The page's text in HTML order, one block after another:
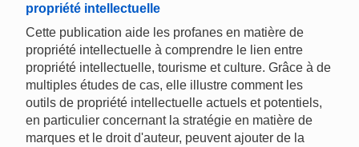
propriété intellectuelle
Cette publication aide les profanes en matière de
propriété intellectuelle à comprendre le lien entre
propriété intellectuelle, tourisme et culture. Grâce à de
multiples études de cas, elle illustre comment les
outils de propriété intellectuelle actuels et potentiels,
en particulier concernant la stratégie en matière de
marques et le droit d'auteur, peuvent ajouter de la